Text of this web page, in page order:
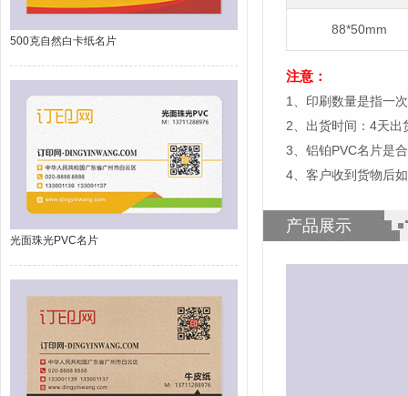
500克自然白卡纸名片
光面珠光PVC名片
88*50mm
注意：
1、印刷数量是指一
2、出货时间：4天出
3、铝铂PVC名片是
4、客户收到货物后
产品展示